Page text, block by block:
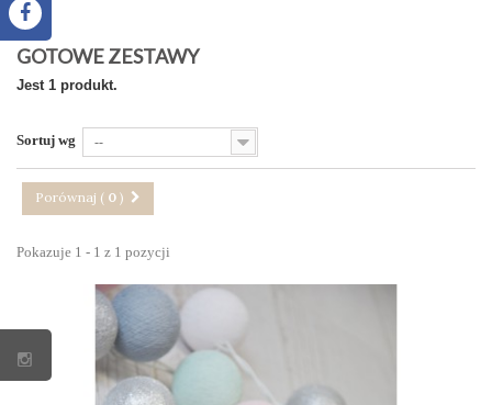
GOTOWE ZESTAWY
Jest 1 produkt.
Sortuj wg --
Porównaj ( 0 )
Pokazuje 1 - 1 z 1 pozycji